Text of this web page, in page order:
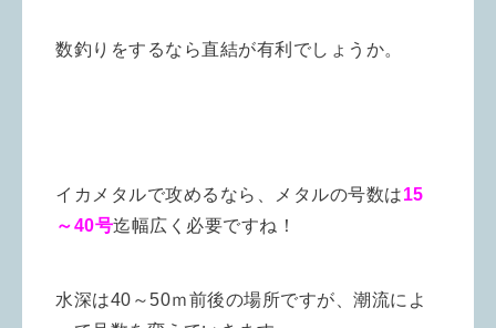
数釣りをするなら直結が有利でしょうか。
イカメタルで攻めるなら、メタルの号数は15
～40号迄幅広く必要ですね！
水深は40～50ｍ前後の場所ですが、潮流によ